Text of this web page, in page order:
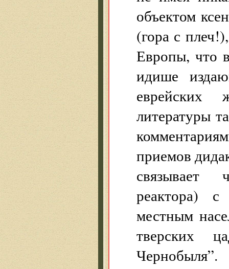
объектом
(гора с
Европы, что
идише
еврейских
литературы
приемов
связывает
реактора)
местным
тверских
Чернобыля”.